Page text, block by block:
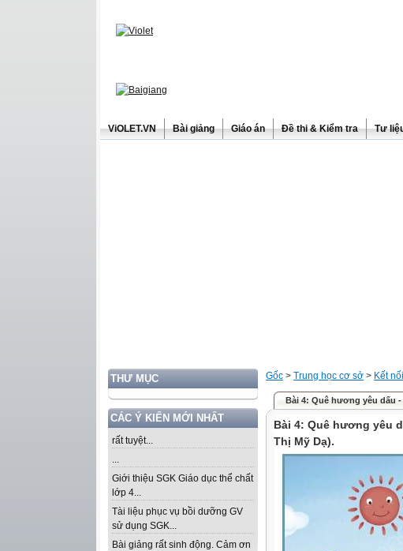
ViOLET.VN Bài giảng Giáo án Đề thi & Kiểm tra Tư
THƯ MỤC
CÁC Ý KIẾN MỚI NHẤT
rất tuyệt...
...
Giới thiệu SGK Giáo dục thể chất
lớp 4...
Tài liệu phục vụ bồi dưỡng GV
sử dụng SGK...
Bài giảng rất sinh động. Cảm ơn
Gốc > Trung học cơ sở > Kết
Bài 4: Quê hương yêu dấu
Bài 4: Quê hương yêu
Thị Mỹ Dạ).